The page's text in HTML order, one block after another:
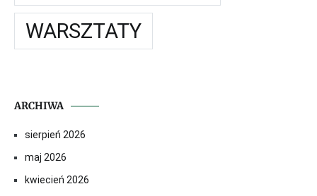
WARSZTATY
ARCHIWA
sierpień 2026
maj 2026
kwiecień 2026